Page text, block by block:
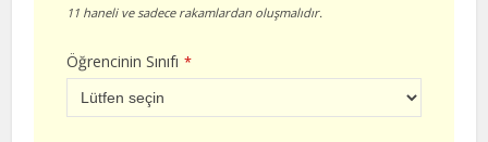
11 haneli ve sadece rakamlardan oluşmalıdır.
Öğrencinin Sınıfı *